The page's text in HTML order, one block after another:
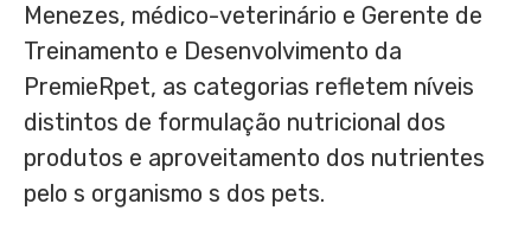
Menezes, médico-veterinário e Gerente de
Treinamento e Desenvolvimento da
PremieRpet, as categorias refletem níveis
distintos de formulação nutricional dos
produtos e aproveitamento dos nutrientes
pelo s organismo s dos pets.